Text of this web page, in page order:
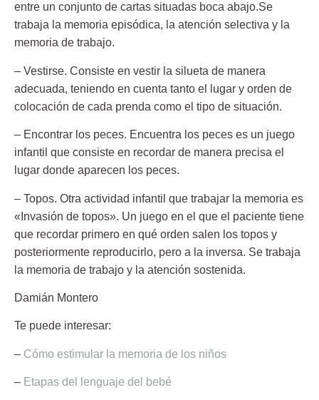
entre un conjunto de cartas situadas boca abajo.Se
trabaja la memoria episódica, la atención selectiva y la
memoria de trabajo.
– Vestirse. Consiste en vestir la silueta de manera
adecuada, teniendo en cuenta tanto el lugar y orden de
colocación de cada prenda como el tipo de situación.
– Encontrar los peces. Encuentra los peces es un juego
infantil que consiste en recordar de manera precisa el
lugar donde aparecen los peces.
– Topos. Otra actividad infantil que trabajar la memoria es
«Invasión de topos». Un juego en el que el paciente tiene
que recordar primero en qué orden salen los topos y
posteriormente reproducirlo, pero a la inversa. Se trabaja
la memoria de trabajo y la atención sostenida.
Damián Montero
Te puede interesar:
– Cómo estimular la memoria de los niños
– Etapas del lenguaje del bebé